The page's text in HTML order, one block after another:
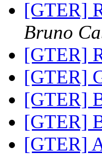
[GTER]
Bruno
[GTER]
[GTER]
[GTER]
[GTER]
[GTER]